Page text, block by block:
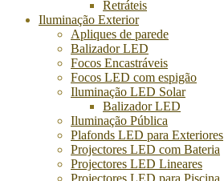
Retráteis
Iluminação Exterior
Apliques de parede
Balizador LED
Focos Encastráveis
Focos LED com espigão
Iluminação LED Solar
Balizador LED
Iluminação Pública
Plafonds LED para Exteriores
Projectores LED com Bateria
Projectores LED Lineares
Projectores LED para Piscina